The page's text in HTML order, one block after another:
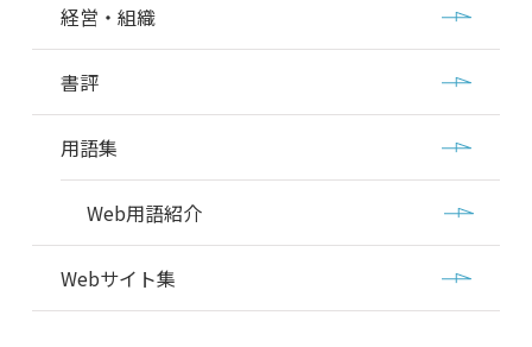
経営・組織
書評
用語集
Web用語紹介
Webサイト集